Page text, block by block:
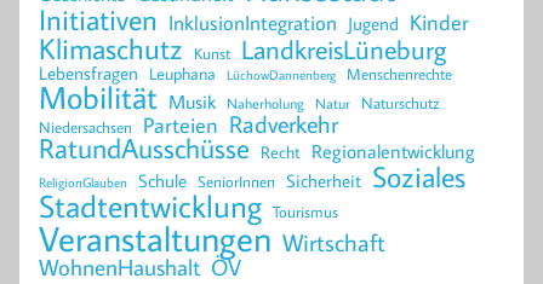
Initiativen InklusionIntegration Jugend Kinder
Klimaschutz Kunst LandkreisLüneburg
Lebensfragen Leuphana LüchowDannenberg Menschenrechte
Mobilität Musik Naherholung Natur Naturschutz
Niedersachsen Parteien Radverkehr
RatundAusschüsse Recht Regionalentwicklung
ReligionGlauben Schule SeniorInnen Sicherheit Soziales
Stadtentwicklung Tourismus
Veranstaltungen Wirtschaft
WohnenHaushalt ÖV